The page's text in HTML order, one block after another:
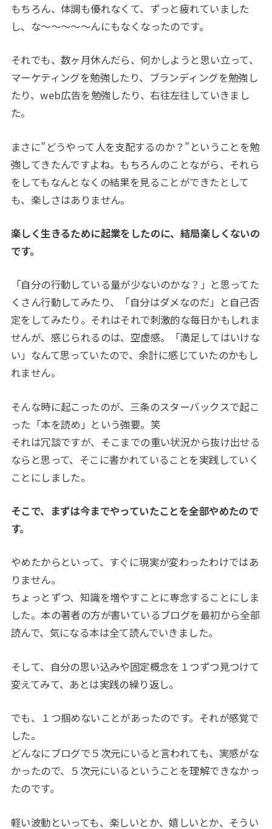
もちろん、体調も優れなくて、ずっと疲れていました
し、な～～～～～んにもなくなったのです。
それでも、数ヶ月休んだら、何かしようと思い立って、
マーケティングを勉強したり、ブランディングを勉強し
たり、web広告を勉強したり、右往左往していきまし
た。
まさに” どうやって人を支配するのか？ ” ということを勉
強してきたんですよね。もちろんのことながら、それら
をしてもなんとなくの結果を見ることができたとして
も、楽しさはありません。
楽しく生きるために起業をしたのに、結局楽しくないの
です。
「自分の行動している量が少ないのかな？」と思ってた
くさん行動してみたり、「自分はダメなのだ」と自己否
定をしてみたり。それはそれで刺激的な毎日かもしれま
せんが、感じられるのは、空虚感。「満足してはいけな
い」なんて思っていたので、余計に感じていたのかもし
れません。
そんな時に起こったのが、三条のスターバックスで起こ
った「本を読め」という強要。笑
それは冗談ですが、そこまでの重い状況から抜け出せる
ならと思って、そこに書かれていることを実践していく
ことにしました。
そこで、まずは今までやっていたことを全部やめたので
す。
やめたからといって、すぐに現実が変わったわけではあ
りません。
ちょっとずつ、知識を増やすことに専念することにしま
した。本の著者の方が書いているブログを最初から全部
読んで、気になる本は全て読んでいきました。
そして、自分の思い込みや固定概念を１つずつ見つけて
変えてみて、あとは実践の繰り返し。
でも、１つ掴めないことがあったのです。それが感覚で
した。
どんなにブログで５次元にいると言われても、実感がな
かったので、５次元にいるということを理解できなかっ
たのです。
軽い波動といっても、楽しいとか、嬉しいとか、そうい